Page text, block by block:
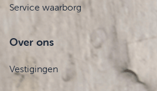
Service waarborg
Over ons
Vestigingen